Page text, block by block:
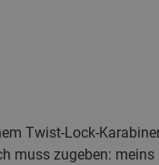
Twist-Lock-
muss zugeben: meins